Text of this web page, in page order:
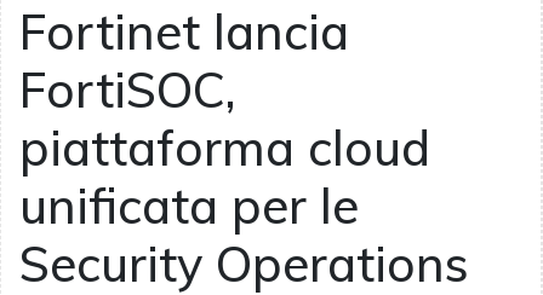
Fortinet lancia
FortiSOC,
piattaforma cloud
unificata per le
Security Operations